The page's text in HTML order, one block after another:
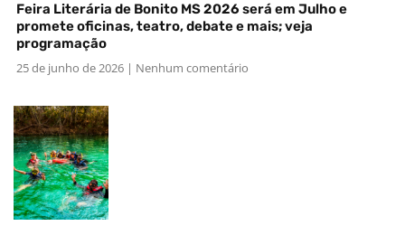
Feira Literária de Bonito MS 2026 será em Julho e
promete oficinas, teatro, debate e mais; veja
programação
25 de junho de 2026
Nenhum comentário